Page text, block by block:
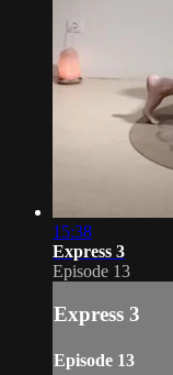
15:38
Express 3
Episode 13
Express 3
Episode 13